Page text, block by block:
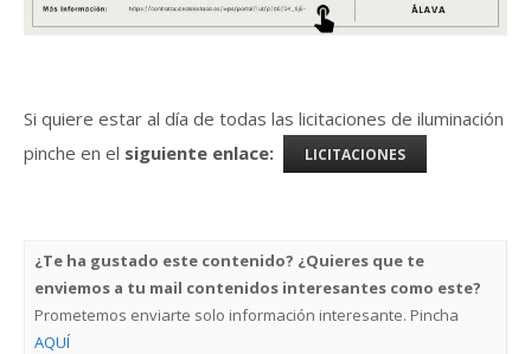
Si quiere estar al día de todas las licitaciones de iluminación
pinche en el siguiente enlace: LICITACIONES
¿Te ha gustado este contenido? ¿Quieres que te
enviemos a tu mail contenidos interesantes como este?
Prometemos enviarte solo información interesante. Pincha
AQUÍ